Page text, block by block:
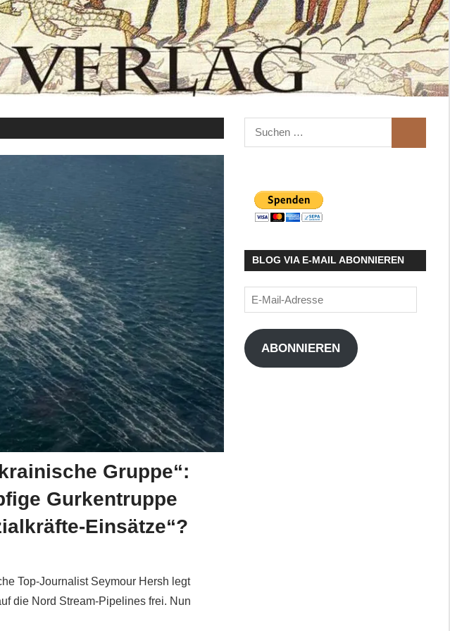
Gruppe“:
Gurkentruppe
Einsätze“?
Top-Journalist Seymour Hersh legt
die Nord Stream-Pipelines frei. Nun
Suchen
nach:
BLOG VIA E-MAIL ABONNIEREN
E-
Mail-
Adresse
ABONNIEREN